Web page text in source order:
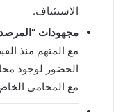
الاستئناف.
مجهودات
مع المتهم منذ
الحضور لوجود
مع المحامي